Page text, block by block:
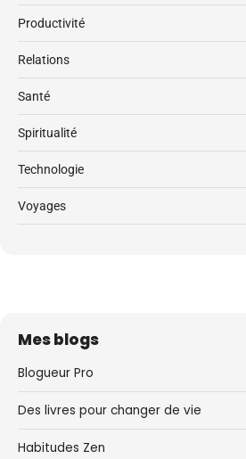
Productivité
Relations
Santé
Spiritualité
Technologie
Voyages
Mes blogs
Blogueur Pro
Des livres pour changer de vie
Habitudes Zen